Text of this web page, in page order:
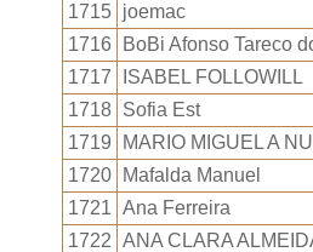
1715
joemac
1716
BoBi Afonso Tareco
1717
ISABEL FOLLOWILL
1718
Sofia Est
1719
MARIO MIGUEL A
1720
Mafalda Manuel
1721 Ana Ferreira
1722 ANA CLARA